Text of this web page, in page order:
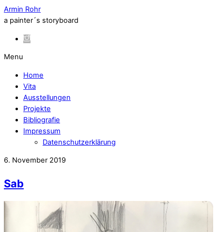
Armin Rohr
a painter´s storyboard
Menu
Home
Vita
Ausstellungen
Projekte
Bibliografie
Impressum
Datenschutzerklärung
6. November 2019
Sab